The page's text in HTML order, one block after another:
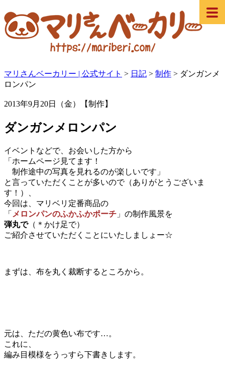
マリさんベーカリー | 公式サイト > 日記 > 制作 > ダンガンメ
ロンパン
2013年9月20日（金）【制作】
ダンガンメロンパン
イベントなどで、お会いした方から
「ホームページ見てます！
制作途中の写真を見れるのが楽しいです」
と言っていただくことが多いので（ありがとうございま
す！）、
今回は、マリベリ定番商品の
「 メロンパンのふかふかポーチ 」の制作風景を
弾丸で（＊かけ足で）
ご紹介させていただくことにいたしましょー☆
まずは、布を丸く裁断するところから。
元は、ただの黄色い布です…。
これに、
編み目模様をうっすら下書きします。